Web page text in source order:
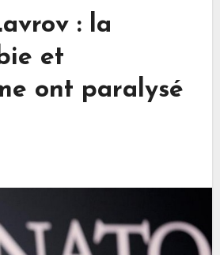
: la
et
ont paralysé